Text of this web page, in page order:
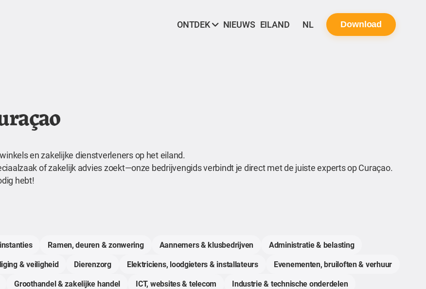
ONTDEK NIEUWS EILAND NL Download
en zakelijke dienstverleners op het eiland.
of zakelijk advies zoekt—onze bedrijvengids verbindt je direct met de juiste experts op Curaçao.
hebt!
Ramen, deuren & zonwering Aannemers & klusbedrijven
Administratie & belasting
& veiligheid Dierenzorg Elektriciens, loodgieters & installateurs
Evenementen, bruiloften & verhuur
Groothandel & zakelijke handel ICT, websites & telecom
Industrie & technische onderdelen